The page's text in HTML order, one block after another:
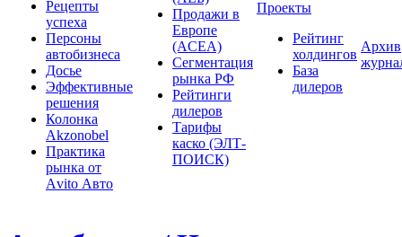
Рецепты
успеха
Персоны
автобизнеса
Досье
Эффективные
решения
Колонка
Akzonobel
Практика
рынка от
Аvito Авто
Продажи в
Европе
(ACEA)
Сегментация
рынка РФ
Рейтинги
дилеров
Тарифы
каско (ЭЛТ-
ПОИСК)
Проекты
Рейтинг
холдингов
База
дилеров
Архив